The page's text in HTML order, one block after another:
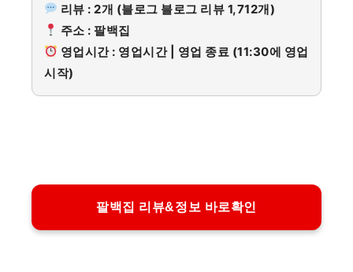
리뷰 : 2개 (블로그 블로그 리뷰 1,712개)
주소 : 팔백집
영업시간 : 영업시간 | 영업 종료 (11:30에 영업
시작)
팔백집 리뷰&정보 바로확인